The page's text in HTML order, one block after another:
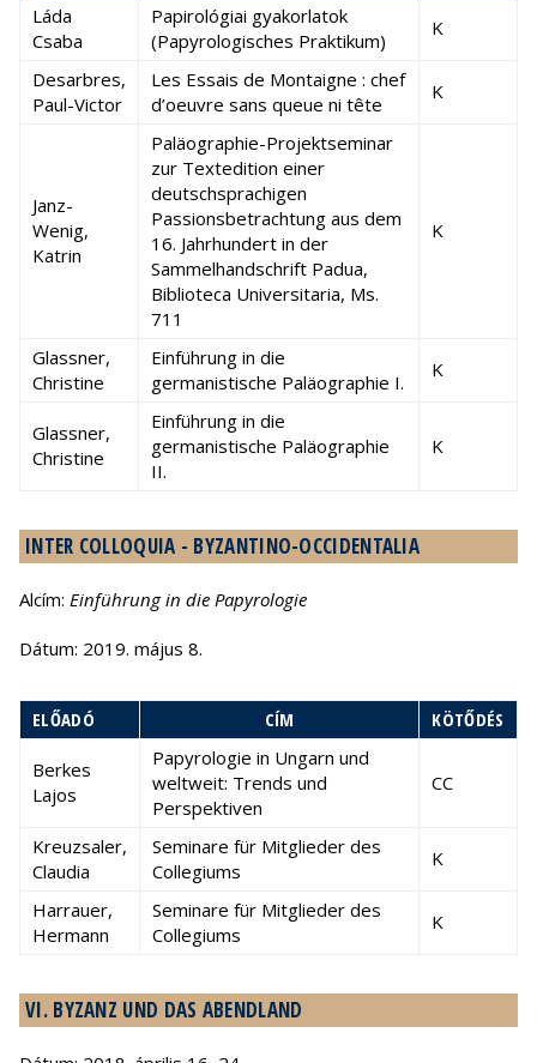
Láda
Csaba
Papirológiai gyakorlatok
(Papyrologisches Praktikum)
K
Desarbres,
Paul-Victor
Les Essais de Montaigne : chef
d’oeuvre sans queue ni tête
K
Janz-
Wenig,
Katrin
Paläographie-Projektseminar
zur Textedition einer
deutschsprachigen
Passionsbetrachtung aus dem
16. Jahrhundert in der
Sammelhandschrift Padua,
Biblioteca Universitaria, Ms.
711
K
Glassner,
Christine
Einführung in die
germanistische Paläographie I.
K
Glassner,
Christine
Einführung in die
germanistische Paläographie
II.
K
INTER COLLOQUIA - BYZANTINO-OCCIDENTALIA
Alcím: Einführung in die Papyrologie
Dátum: 2019. május 8.
ELŐADÓ CÍM KÖTŐDÉS
Berkes
Lajos
Papyrologie in Ungarn und
weltweit: Trends und
Perspektiven
CC
Kreuzsaler,
Claudia
Seminare für Mitglieder des
Collegiums
K
Harrauer,
Hermann
Seminare für Mitglieder des
Collegiums
K
VI. BYZANZ UND DAS ABENDLAND